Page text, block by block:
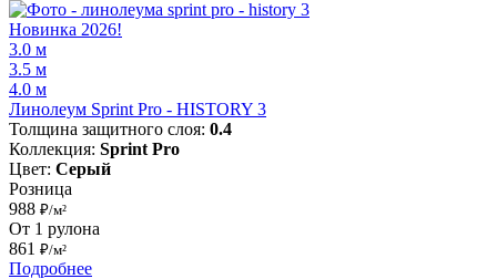
Новинка 2026!
3.0 м
3.5 м
4.0 м
Линолеум Sprint Pro - HISTORY 3
Толщина защитного слоя: 0.4
Коллекция: Sprint Pro
Цвет: Серый
Розница
988 ₽/м²
От 1 рулона
861 ₽/м²
Подробнее